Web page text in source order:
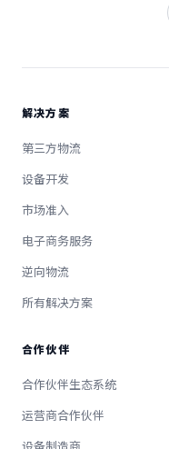
解决方案
第三方物流
设备开发
市场准入
电子商务服务
逆向物流
所有解决方案
合作伙伴
合作伙伴生态系统
运营商合作伙伴